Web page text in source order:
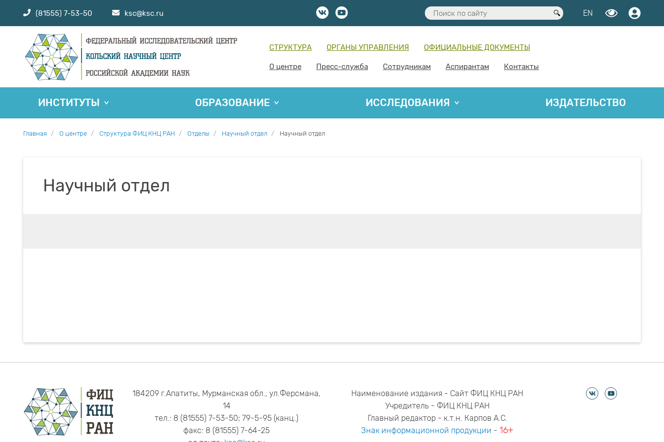
(81555) 7-53-50 ksc@ksc.ru EN
СТРУКТУРА ОРГАНЫ УПРАВЛЕНИЯ ОФИЦИАЛЬНЫЕ ДОКУМЕНТЫ
О центре Пресс-служба Сотрудникам Аспирантам Контакты
ИНСТИТУТЫ ОБРАЗОВАНИЕ ИССЛЕДОВАНИЯ ИЗДАТЕЛЬСТВО
Главная О центре Структура ФИЦ КНЦ РАН Отделы Научный отдел Научный отдел
Научный отдел
184209 г.Апатиты, Мурманская обл., ул.Ферсмана,
14
тел.: 8 (81555) 7-53-50; 79-5-95 (канц.)
факс: 8 (81555) 7-64-25
Наименование издания - Сайт ФИЦ КНЦ РАН
Учредитель - ФИЦ КНЦ РАН
Главный редактор - к.т.н. Карпов А.С.
Знак информационной продукции -16+